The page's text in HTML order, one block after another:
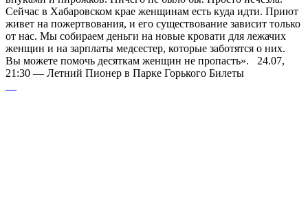
Сейчас в Хабаровском крае женщинам есть куда идти. Приют
живет на пожертвования, и его существование зависит только
от нас. Мы собираем деньги на новые кровати для лежачих
женщин и на зарплаты медсестер, которые заботятся о них.
Вы можете помочь десяткам женщин не пропасть». 24.07,
21:30 — Летний Пионер в Парке Горького Билеты